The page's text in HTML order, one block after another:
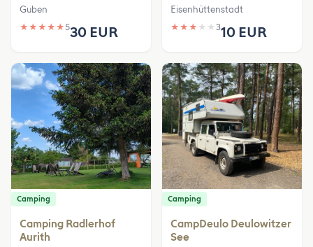
Guben
★ ★ ★ ★ ★530 EUR
Eisenhüttenstadt
★ ★ ★ ★ ★ 310 EUR
Camping
Camping Radlerhof
Aurith
Camping
CampDeulo Deulowitzer
See